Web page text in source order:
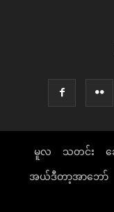
မူလ သတင်း ဆ
အယ်ဒီတာ့အာဘော်